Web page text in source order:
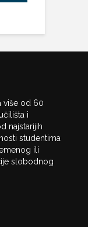
više od 60
i
najstarijih
studentima
ili
slobodnog